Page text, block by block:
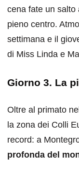
cena fate un salto
pieno centro.
settimana e il
di Miss Linda e
Giorno 3. La
Oltre al primato
la zona dei Colli
record: a
profonda del